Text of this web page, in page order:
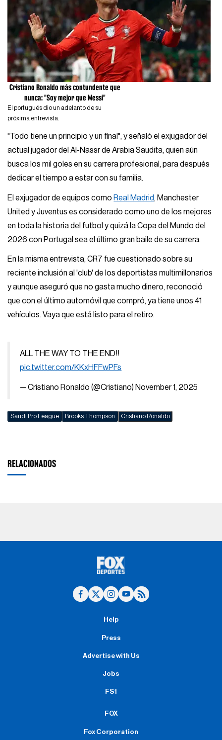
Cristiano Ronaldo más contundente que
nunca: "Soy mejor que Messi"
El portugués dio un adelanto de su
próxima entrevista.
"Todo tiene un principio y un final", y señaló el exjugador del
actual jugador del Al-Nassr de Arabia Saudita, quien aún
busca los mil goles en su carrera profesional, para después
dedicar el tiempo a estar con su familia.
El exjugador de equipos como Real Madrid, Manchester
United y Juventus es considerado como uno de los mejores
en toda la historia del futbol y quizá la Copa del Mundo del
2026 con Portugal sea el último gran baile de su carrera.
En la misma entrevista, CR7 fue cuestionado sobre su
reciente inclusión al 'club' de los deportistas multimillonarios
y aunque aseguró que no gasta mucho dinero, reconoció
que con el último automóvil que compró, ya tiene unos 41
vehículos. Vaya que está listo para el retiro.
ALL THE WAY TO THE END!!
pic.twitter.com/KKxHFFwPFs
— Cristiano Ronaldo (@Cristiano) November 1, 2025
Saudi Pro League Brooks Thompson Cristiano Ronaldo
RELACIONADOS
Help
Press
Advertise with Us
Jobs
FS1
FOX
Fox Corporation